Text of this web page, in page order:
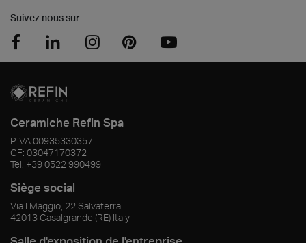
Suivez nous sur
Ceramiche Refin Spa
P.IVA00935330357
CF: 03047170372
Tel. +39 0522 990499
Siège social
Via I Maggio, 22 Salvaterra
42013 Casalgrande (RE) Italy